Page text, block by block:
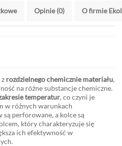
Opinie (0) O firmie
rozdzielnego chemicznie materiału,
na różne substancje chemiczne.
temperatur, co czyni je
w różnych warunkach
są perforowane, a kolce są
który charakteryzuje się
ich efektywność w